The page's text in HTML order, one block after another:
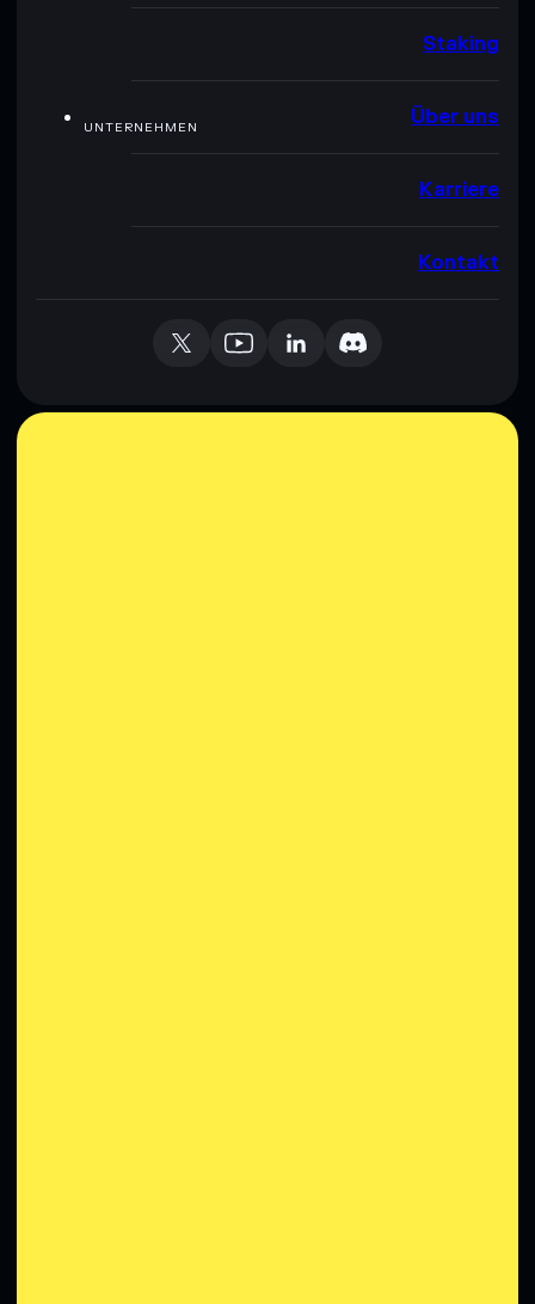
Staking
UNTERNEHMEN Über uns
Karriere
Kontakt